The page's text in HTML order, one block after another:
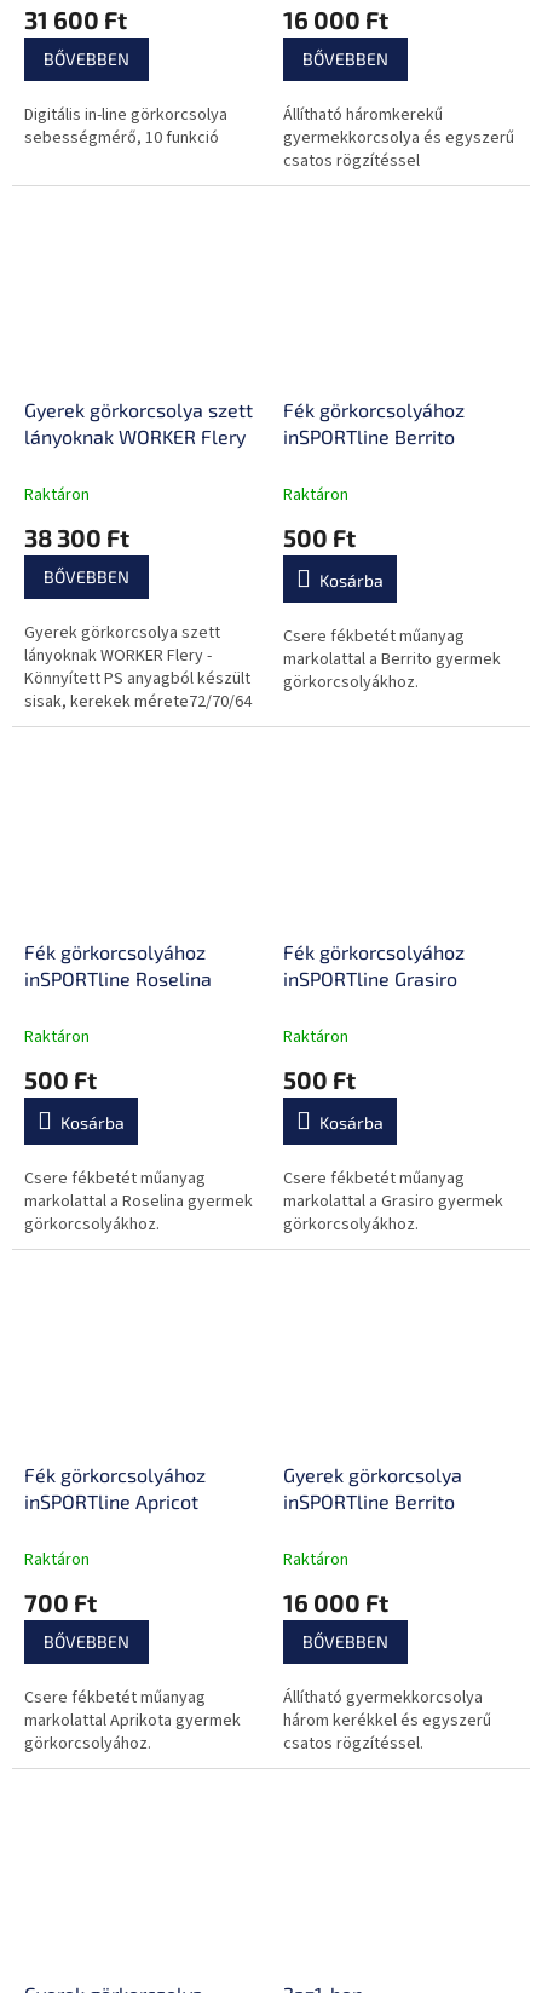
31 600 Ft
BŐVEBBEN
Digitális in-line görkorcsolya
sebességmérő, 10 funkció
16 000 Ft
BŐVEBBEN
Állítható háromkerekű
gyermekkorcsolya és egyszerű
csatos rögzítéssel
Gyerek görkorcsolya szett
lányoknak WORKER Flery
Raktáron
38 300 Ft
BŐVEBBEN
Gyerek görkorcsolya szett
lányoknak WORKER Flery -
Könnyített PS anyagból készült
sisak, kerekek mérete72/70/64
mm, négyrészes szett, könyök,
Fék görkorcsolyához
inSPORTline Berrito
Raktáron
500 Ft
Kosárba
Csere fékbetét műanyag
markolattal a Berrito gyermek
görkorcsolyákhoz.
Fék görkorcsolyához
inSPORTline Roselina
Raktáron
500 Ft
Kosárba
Csere fékbetét műanyag
markolattal a Roselina gyermek
görkorcsolyákhoz.
Fék görkorcsolyához
inSPORTline Grasiro
Raktáron
500 Ft
Kosárba
Csere fékbetét műanyag
markolattal a Grasiro gyermek
görkorcsolyákhoz.
Fék görkorcsolyához
inSPORTline Apricot
Raktáron
700 Ft
BŐVEBBEN
Csere fékbetét műanyag
markolattal Aprikota gyermek
görkorcsolyához.
Gyerek görkorcsolya
inSPORTline Berrito
Raktáron
16 000 Ft
BŐVEBBEN
Állítható gyermekkorcsolya
három kerékkel és egyszerű
csatos rögzítéssel.